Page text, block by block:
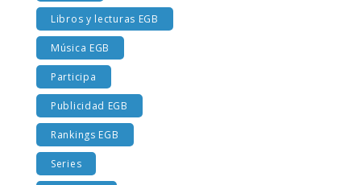
Libros y lecturas EGB
Música EGB
Participa
Publicidad EGB
Rankings EGB
Series